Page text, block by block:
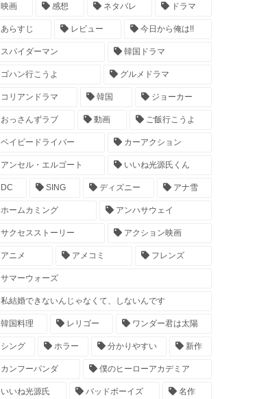
映画 感想 ネタバレ ドラマ
あらすじ レビュー 今日から俺は!!
スパイダーマン 韓国ドラマ
ゴハン行こうよ グルメドラマ
コリアンドラマ 韓国 ジョーカー
おっさんずラブ 動画 ご飯行こうよ
ベイビードライバー カーアクション
アンセル・エルゴート いいね光源氏くん
DC SING ディズニー アナ雪
ホームカミング アンハサウェイ
サクセスストーリー アクション映画
アニメ アメコミ フレンズ
サマーウォーズ
私結婚できないんじゃなくて、しないんです
韓国料理 レリゴー ワンダー君は太陽
シング ホラー 分かりやすい 新作
カンフーパンダ 僕のヒーローアカデミア
いいね光源氏 バッドボーイズ 名作